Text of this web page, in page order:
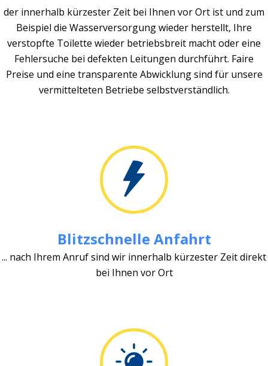
der innerhalb kürzester Zeit bei Ihnen vor Ort ist und zum
Beispiel die Wasserversorgung wieder herstellt, Ihre
verstopfte Toilette wieder betriebsbreit macht oder eine
Fehlersuche bei defekten Leitungen durchführt. Faire
Preise und eine transparente Abwicklung sind für unsere
vermittelteten Betriebe selbstverständlich.
Blitzschnelle Anfahrt
... nach Ihrem Anruf sind wir innerhalb kürzester Zeit direkt
bei Ihnen vor Ort